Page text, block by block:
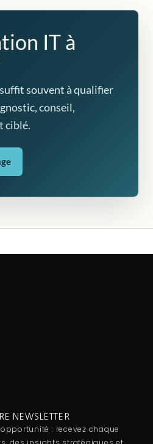
IT à
souvent à qualifier
conseil,
ciblé.
NEWSLETTER
: recevez chaque